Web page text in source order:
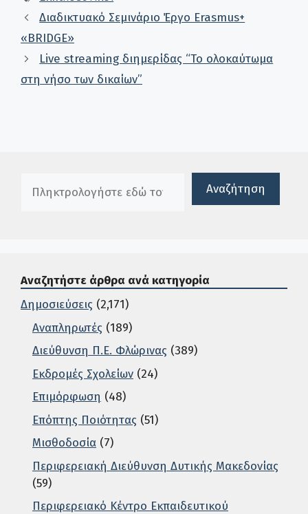
Διαδικτυακό Σεμινάριο Έργο Erasmus+
«BRIDGE»
Live streaming διημερίδας “Το ολοκαύτωμα
στη νήσο των δικαίων”
Αναζήτηση
Αναζητήστε άρθρα ανά κατηγορία
Δημοσιεύσεις (2,171)
Αναπληρωτές (189)
Διεύθυνση Π.Ε. Φλώρινας (389)
Εκδρομές Σχολείων (24)
Επιμόρφωση (48)
Επόπτης Ποιότητας (51)
Μισθοδοσία (7)
Περιφερειακή Διεύθυνση Δυτικής Μακεδονίας
(59)
Περιφερειακό Κέντρο Εκπαιδευτικού